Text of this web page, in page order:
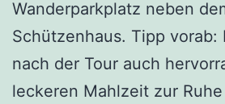
Wanderparkplatz neben
Schützenhaus. Tipp vorab:
nach der Tour auch
leckeren Mahlzeit zur